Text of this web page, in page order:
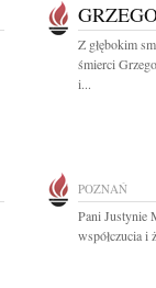
Z głębokim
śmierci
i...
POZNAŃ
Pani Justynie
współczucia i